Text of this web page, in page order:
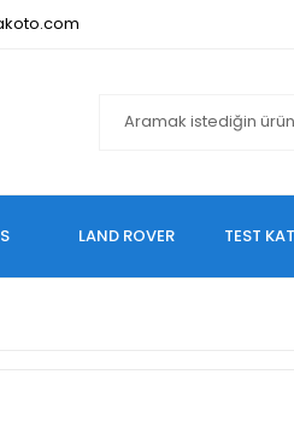
LAND ROVER TEST